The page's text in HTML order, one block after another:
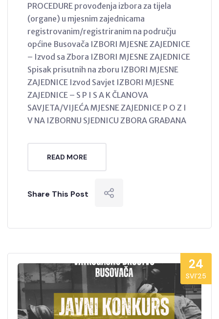
PROCEDURE provođenja izbora za tijela
(organe) u mjesnim zajednicama
registrovanim/registriranim na području
općine Busovača IZBORI MJESNE ZAJEDNICE
– Izvod sa Zbora IZBORI MJESNE ZAJEDNICE
Spisak prisutnih na zboru IZBORI MJESNE
ZAJEDNICE Izvod Savjet IZBORI MJESNE
ZAJEDNICE – S P I S A K ČLANOVA
SAVJETA/VIJEĆA MJESNE ZAJEDNICE P O Z I
V NA IZBORNU SJEDNICU ZBORA GRAĐANA
READ MORE
Share This Post
24
SVI’25